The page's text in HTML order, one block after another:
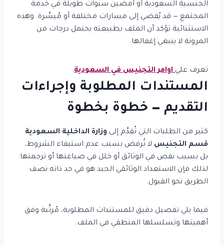
الجنسية السعودية أو أمضين سنوات طويلة في خدمة
المجتمع — قد يُفضي إلى مسارات مختلفة أو مُيسَّرة. وهذه
الاستثنائية تؤكد أن الملف بطبيعته يحتمل درجات من
المرونة لا ينبغي إغفالها.
تعرف علياوامر التجنيس في السعودية.
المستندات المطلوبة وإجراءات
التقديم — خطوة بخطوة
كثير من الطلبات التي تُقدَّم إلى وزارة الداخلية السعودية
قسم التجنيس لا تُرفض بسبب عدم استيفاء الشروط،
بل بسبب نقص في الوثائق أو خلل في صياغتها أو ترجمتها.
لذلك فإن الاستعداد الوثائقي الجيد هو في حد ذاته نصف
الطريق نحو القبول.
فيما يلي تفصيل دقيق للمستندات المطلوبة، مُرتَّبة وفق
أهميتها وتسلسلها المنطقي في الملف.